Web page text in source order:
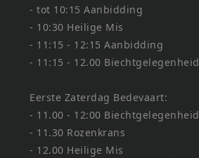
- tot 10:15 Aanbidding
- 10:30 Heilige Mis
- 11:15 - 12:15 Aanbidding
- 11:15 - 12.00 Biechtgelegenheid
Eerste Zaterdag Bedevaart:
- 11.00 - 12:00 Biechtgelegenheid
- 11.30 Rozenkrans
- 12.00 Heilige Mis